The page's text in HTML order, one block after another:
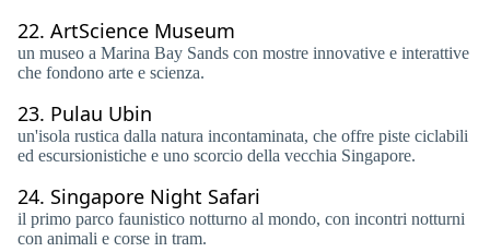
22. ArtScience Museum
un museo a Marina Bay Sands con mostre innovative e interattive
che fondono arte e scienza.
23. Pulau Ubin
un'isola rustica dalla natura incontaminata, che offre piste ciclabili
ed escursionistiche e uno scorcio della vecchia Singapore.
24. Singapore Night Safari
il primo parco faunistico notturno al mondo, con incontri notturni
con animali e corse in tram.